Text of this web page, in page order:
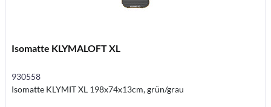
Isomatte KLYMALOFT XL
930558
Isomatte KLYMIT XL 198x74x13cm, grün/grau